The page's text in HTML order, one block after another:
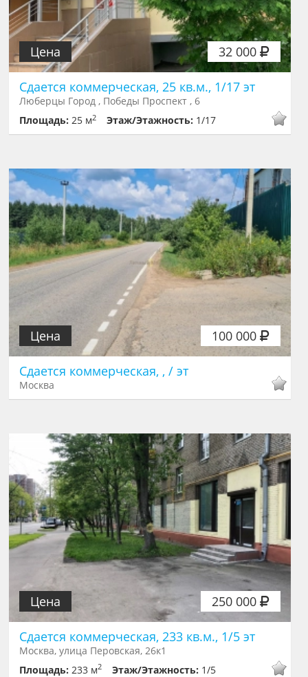
32 000
Цена
Сдается коммерческая, 25 кв.м., 1/17 эт
Люберцы Город , Победы Проспект , 6
Площадь:25 м2 Этаж/Этажность: 1/17
100 000
Цена
Сдается коммерческая, , / эт
Москва
250 000
Цена
Сдается коммерческая, 233 кв.м., 1/5 эт
Москва, улица Перовская, 26к1
Площадь: 233 м2 Этаж/Этажность: 1/5